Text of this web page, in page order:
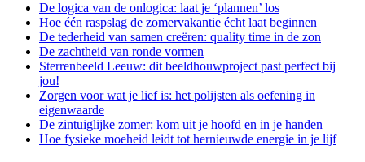
De logica van de onlogica: laat je ‘plannen’ los
Hoe één raspslag de zomervakantie écht laat beginnen
De tederheid van samen creëren: quality time in de zon
De zachtheid van ronde vormen
Sterrenbeeld Leeuw: dit beeldhouwproject past perfect bij
jou!
Zorgen voor wat je lief is: het polijsten als oefening in
eigenwaarde
De zintuiglijke zomer: kom uit je hoofd en in je handen
Hoe fysieke moeheid leidt tot hernieuwde energie in je lijf